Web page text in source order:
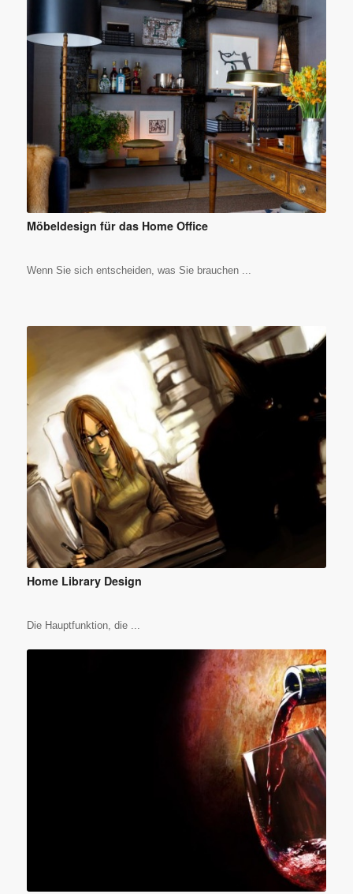
Möbeldesign für das Home Office
Wenn Sie sich entscheiden, was Sie brauchen ...
Home Library Design
Die Hauptfunktion, die ...